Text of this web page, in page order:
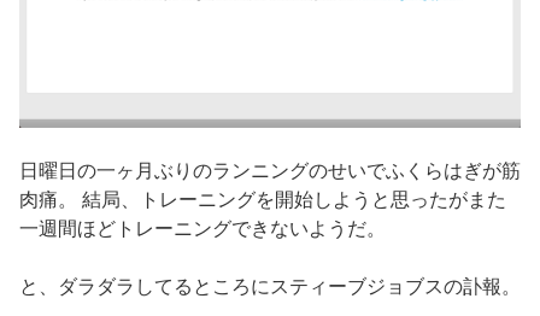
日曜日の一ヶ月ぶりのランニングのせいでふくらはぎが筋
肉痛。 結局、トレーニングを開始しようと思ったがまた
一週間ほどトレーニングできないようだ。
と、ダラダラしてるところにスティーブジョブスの訃報。